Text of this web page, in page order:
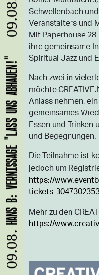
Schwellenbach
Veranstalters und
Mit Paperhouse
ihre gemeinsame
Spiritual Jazz und
Nach zwei in
möchte
Anlass nehmen,
gemeinsames
Essen und Trinken
und Begegnungen.
Die Teilnahme ist
jedoch um
https://
tickets-
Mehr zu den
https://
09.08.
HANS B: VERNISSAGE "LASS UNS ABHAUEN!"
09.08.